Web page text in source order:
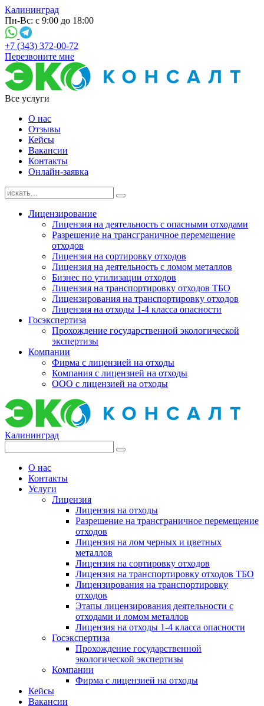
Калининград
Пн-Вс: с 9:00 до 18:00
+7 (343) 372-00-72
Перезвоните мне
Все услуги
О нас
Отзывы
Кейсы
Вакансии
Контакты
Онлайн-заявка
Лицензирование
Лицензия на деятельность с опасными отходами
Разрешение на трансграничное перемещение
отходов
Лицензия на сортировку отходов
Лицензия на деятельность с ломом металлов
Бизнес по утилизации отходов
Лицензия на транспортировку отходов ТБО
Лицензирования на транспортировку отходов
Лицензия на отходы 1-4 класса опасности
Госэкспертиза
Прохождение государственной экологической
экспертизы
Компании
Фирма с лицензией на отходы
Компания с лицензией на отходы
ООО с лицензией на отходы
Калининград
О нас
Контакты
Услуги
Лицензия
Лицензия на отходы
Разрешение на трансграничное перемещение
отходов
Лицензия на лом черных и цветных
металлов
Лицензия на сортировку отходов
Лицензия на транспортировку отходов ТБО
Лицензирования на транспортировку
отходов
Этапы лицензирования деятельности с
отходами и ломом металлов
Лицензия на отходы 1-4 класса опасности
Госэкспертиза
Прохождение государственной
экологической экспертизы
Компании
Фирма с лицензией на отходы
Кейсы
Вакансии